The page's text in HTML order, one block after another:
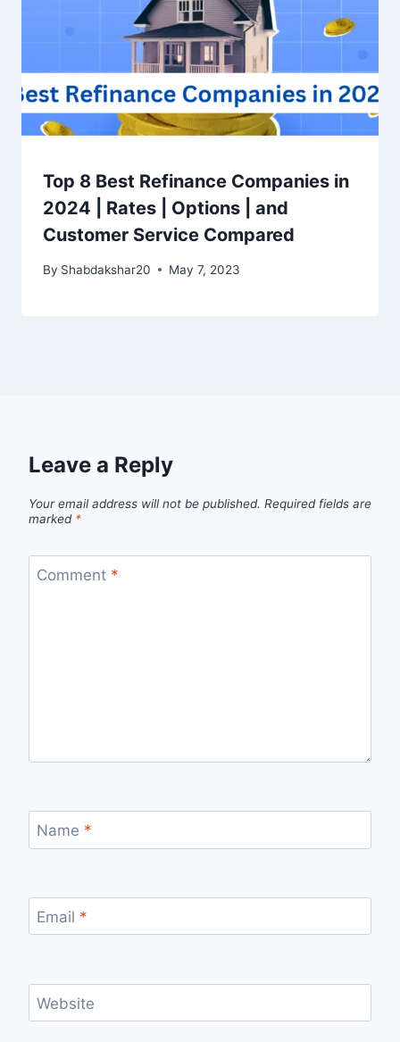
Top 8 Best Refinance Companies in
2024 | Rates | Options | and
Customer Service Compared
By Shabdakshar20 May 7, 2023
Leave a Reply
Your email address will not be published. Required fields are
marked *
Comment *
Name *
Email *
Website